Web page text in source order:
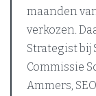
maanden
verkozen.
Strategist bij
Commissie
Ammers,